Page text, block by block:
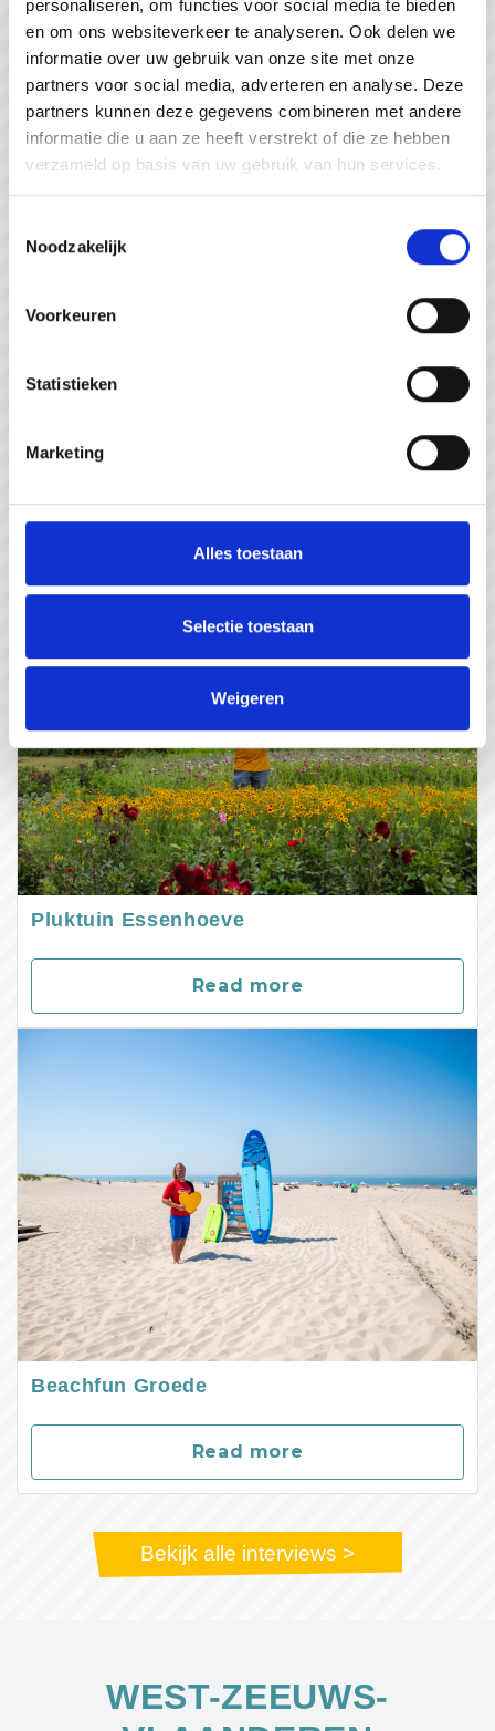
personaliseren, om functies voor social media te bieden
en om ons websiteverkeer te analyseren. Ook delen we
informatie over uw gebruik van onze site met onze
partners voor social media, adverteren en analyse. Deze
partners kunnen deze gegevens combineren met andere
informatie die u aan ze heeft verstrekt of die ze hebben
verzameld op basis van uw gebruik van hun services.
Noodzakelijk
Voorkeuren
Statistieken
Marketing
Alles toestaan
Selectie toestaan
Weigeren
#WeZienJeHierGraag
Strandpaviljoen de Piraat Cadzand
Read more
Pluktuin Essenhoeve
Read more
Beachfun Groede
Read more
Bekijk alle interviews >
WEST-ZEEUWS-